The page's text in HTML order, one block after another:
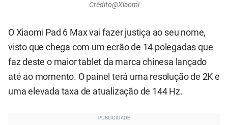
Crédito@Xiaomi
O Xiaomi Pad 6 Max vai fazer justiça ao seu nome,
visto que chega com um ecrão de 14 polegadas que
faz deste o maior tablet da marca chinesa lançado
até ao momento. O painel terá uma resolução de 2K e
uma elevada taxa de atualização de 144 Hz.